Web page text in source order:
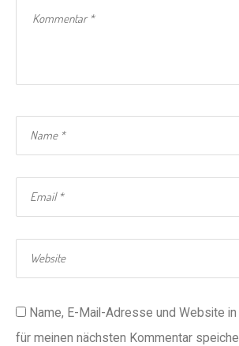
Name, E-Mail-Adresse und Website
für meinen nächsten Kommentar